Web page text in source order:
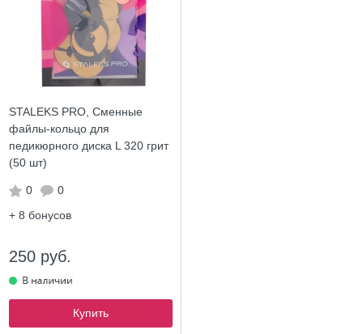
STALEKS PRO, Сменные
файлы-кольцо для
педикюрного диска L 320 грит
(50 шт)
0
0
+ 8 бонусов
250 руб.
Купить